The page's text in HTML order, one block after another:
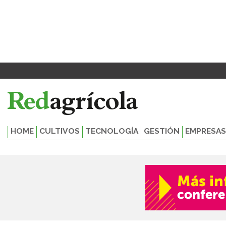
HOME CULTIVOS TECNOLOGÍA GESTIÓN EMPRESAS